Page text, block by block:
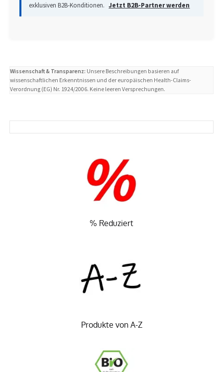
exklusiven B2B-Konditionen. Jetzt B2B-Partner werden
Wissenschaft & Transparenz: Unsere Beschreibungen basieren auf
wissenschaftlichen Erkenntnissen und der europäischen Health-Claims-
Verordnung (EG) Nr. 1924/2006. Keine leeren Versprechungen.
% Reduziert
Produkte von A-Z